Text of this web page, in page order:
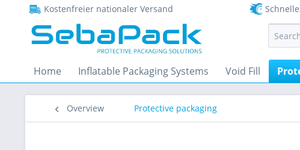
Kostenfreier nationaler Versand
Home Inflatable Packaging Systems Void Fill
Overview Protective packaging